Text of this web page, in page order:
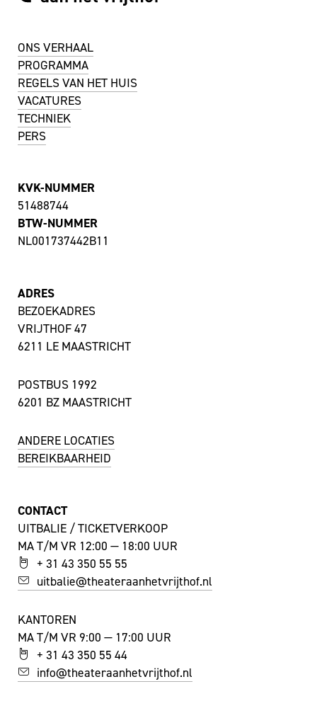
ONS VERHAAL
PROGRAMMA
REGELS VAN HET HUIS
VACATURES
TECHNIEK
PERS
KVK-NUMMER
51488744
BTW-NUMMER
NL001737442B11
ADRES
BEZOEKADRES
VRIJTHOF 47
6211 LE MAASTRICHT
POSTBUS 1992
6201 BZ MAASTRICHT
ANDERE LOCATIES
BEREIKBAARHEID
CONTACT
UITBALIE / TICKETVERKOOP
MA T/M VR 12:00 — 18:00 UUR
+ 31 43 350 55 55
uitbalie@theateraanhetvrijthof.nl
KANTOREN
MA T/M VR 9:00 — 17:00 UUR
+ 31 43 350 55 44
info@theateraanhetvrijthof.nl